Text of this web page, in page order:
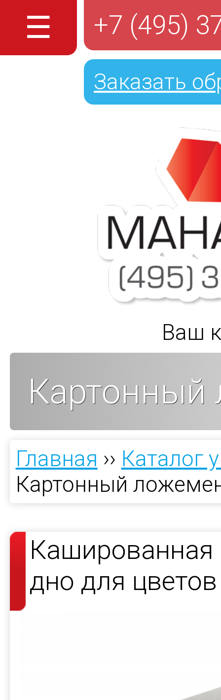
☰ +7 (495)
Заказать
Ваш
Картонный
Главная ›› Каталог
Картонный
дно для цветов